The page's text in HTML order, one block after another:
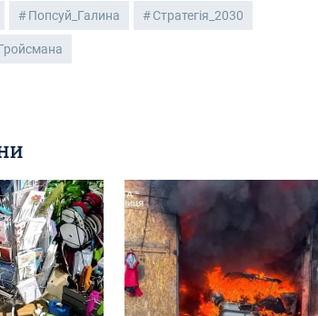
Попсуй_Галина Стратегія_2030